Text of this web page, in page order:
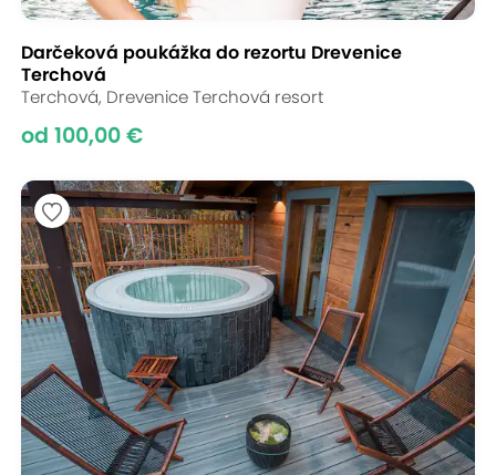
Darčeková poukážka do rezortu Drevenice
Terchová
Terchová, Drevenice Terchová resort
od 100,00 €